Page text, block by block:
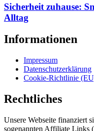
Sicherheit zuhause:
Alltag
Informationen
Impressum
Datenschutzerklärung
Cookie-Richtlinie
Rechtliches
Unsere Webseite finanziert
sogenannten Affiliate Links